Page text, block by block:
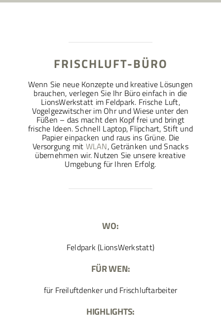
FRISCHLUFT-BÜRO
Wenn Sie neue Konzepte und kreative Lösungen
brauchen, verlegen Sie Ihr Büro einfach in die
LionsWerkstatt im Feldpark. Frische Luft,
Vogelgezwitscher im Ohr und Wiese unter den
Füßen – das macht den Kopf frei und bringt
frische Ideen. Schnell Laptop, Flipchart, Stift und
Papier einpacken und raus ins Grüne. Die
Versorgung mit WLAN, Getränken und Snacks
übernehmen wir. Nutzen Sie unsere kreative
Umgebung für Ihren Erfolg.
WO:
Feldpark (LionsWerkstatt)
FÜR WEN:
für Freiluftdenker und Frischluftarbeiter
HIGHLIGHTS: